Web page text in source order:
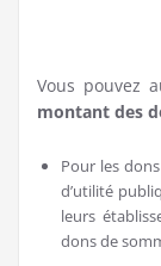
Vous pouvez
montant des
Pour les
d’utilité
leurs
dons de